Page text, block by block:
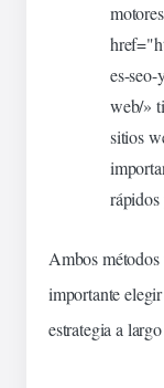
es-
web/»
sitios
rápidos
Ambos métodos
importante
estrategia alargo